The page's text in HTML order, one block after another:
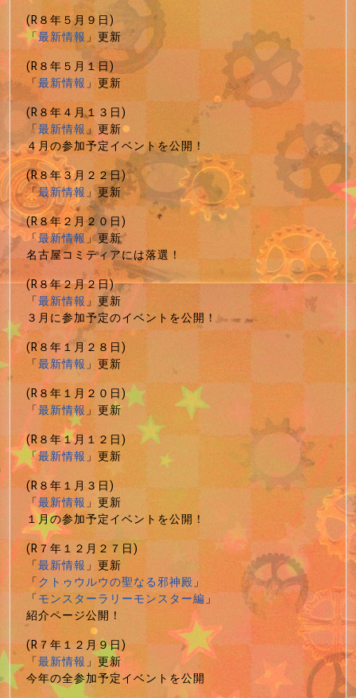
(R８年５月９日)
「最新情報」更新
(R８年５月１日)
「最新情報」更新
(R８年４月１３日)
「最新情報」更新
４月の参加予定イベントを公開！
(R８年３月２２日)
「最新情報」更新
(R８年２月２０日)
「最新情報」更新
名古屋コミティアには落選！
(R８年２月２日)
「最新情報」更新
３月に参加予定のイベントを公開！
(R８年１月２８日)
「最新情報」更新
(R８年１月２０日)
「最新情報」更新
(R８年１月１２日)
「最新情報」更新
(R８年１月３日)
「最新情報」更新
１月の参加予定イベントを公開！
(R７年１２月２７日)
「最新情報」更新
「クトゥウルウの聖なる邪神殿」
「モンスターラリーモンスター編」
紹介ページ公開！
(R７年１２月９日)
「最新情報」更新
今年の全参加予定イベントを公開